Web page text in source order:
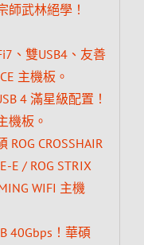
師武林絕學！
、雙USB4、友善
主機板。
4 滿星級配置！
機板。
CROSSHAIR
E / ROG STRIX
WIFI 主機
40Gbps！華碩